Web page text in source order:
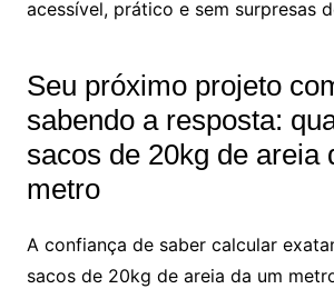
acessível, prático e sem surpresas
Seu próximo projeto
sabendo a resposta:
sacos de 20kg de areia
metro
A confiança de saber calcular
sacos de 20kg de areia da um